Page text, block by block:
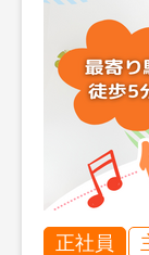
正社員